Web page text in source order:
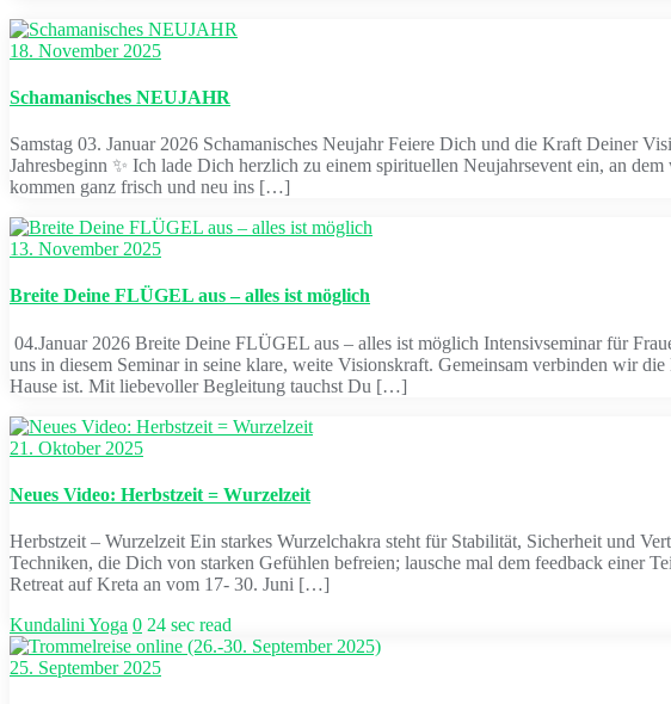
18. November 2025
Schamanisches NEUJAHR
Samstag 03. Januar 2026 Schamanisches Neujahr Feiere Dich und die Kraft
Jahresbeginn ✨ Ich lade Dich herzlich zu einem spirituellen Neujahrsevent ein, an
kommen ganz frisch und neu ins […]
13. November 2025
Breite Deine FLÜGEL aus – alles ist möglich
04.Januar 2026 Breite Deine FLÜGEL aus – alles ist möglich Intensivseminar für
uns in diesem Seminar in seine klare, weite Visionskraft. Gemeinsam verbinden wir
Hause ist. Mit liebevoller Begleitung tauchst Du […]
21. Oktober 2025
Neues Video: Herbstzeit = Wurzelzeit
Herbstzeit – Wurzelzeit Ein starkes Wurzelchakra steht für Stabilität, Sicherheit und
Techniken, die Dich von starken Gefühlen befreien; lausche mal dem feedback einer
Retreat auf Kreta an vom 17- 30. Juni […]
Kundalini Yoga 0 24 sec read
25. September 2025